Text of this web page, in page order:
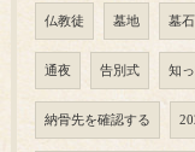
仏教徒 墓地 墓石
通夜 告別式 知
納骨先を確認する